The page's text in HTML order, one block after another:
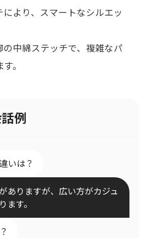
より、スマートなシルエッ
中綿ステッチで、複雑なパ
。
例
いは？
ありますが、広い方がカジュ
ます。